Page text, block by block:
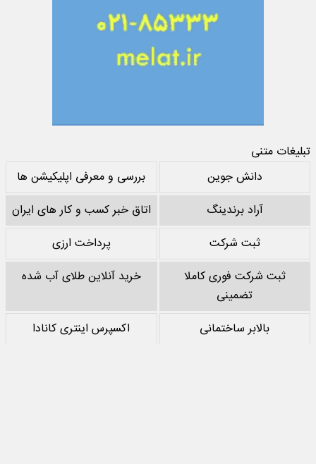
تبلیغات متنی
دانش جوین
بررسی و معرفی اپلیکیشن ها
آراد برندینگ
اتاق خبر کسب و کار های ایران
ثبت شرکت
پرداخت ارزی
ثبت شرکت فوری کاملا
تضمینی
خرید آنلاین طلای آب شده
بالابر ساختمانی
اکسپرس اینتری کانادا